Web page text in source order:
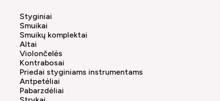
Styginiai
Smuikai
Smuikų komplektai
Altai
Violončelės
Kontrabosai
Priedai styginiams instrumentams
Antpetėliai
Pabarzdėliai